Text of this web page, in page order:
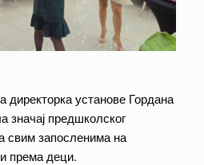
директорка установе Гордана
значај предшколског
свим запосленима на
према деци.